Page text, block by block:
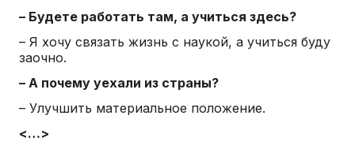
– Будете работать там, а учиться здесь?
– Я хочу связать жизнь с наукой, а учиться буду
заочно.
– А почему уехали из страны?
– Улучшить материальное положение.
<…>